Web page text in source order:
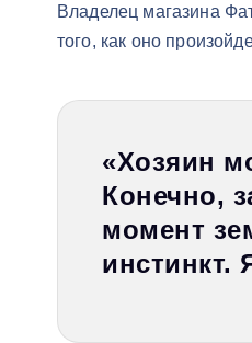
Владелец магазина
того, как оно
«Хозяин
Конечно,
момент
инстинкт.